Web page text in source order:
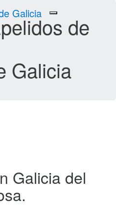
Toggle
navigation
Galicia
Galicia del